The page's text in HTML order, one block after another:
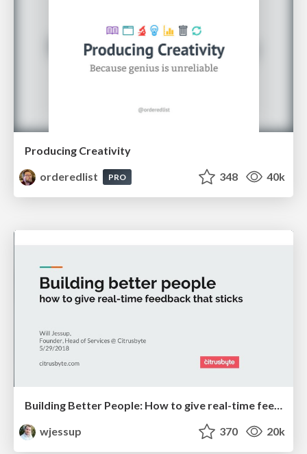
Producing Creativity
orderedlist
PRO 348 40k
Building Better People: How to give real-time feedback that sticks.
wjessup
370 20k